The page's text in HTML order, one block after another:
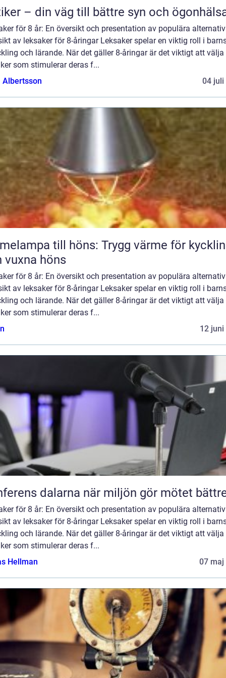
– din väg till bättre syn och
för 8 år: En översikt och presentation av populära alternativ
av leksaker för 8-åringar Leksaker spelar en viktig roll i
och lärande. När det gäller 8-åringar är det viktigt att välja
som stimulerar deras f...
Albertsson
04 juli
till höns: Trygg värme för
vuxna höns
för 8 år: En översikt och presentation av populära alternativ
av leksaker för 8-åringar Leksaker spelar en viktig roll i
och lärande. När det gäller 8-åringar är det viktigt att välja
som stimulerar deras f...
12 juni
Konferens dalarna när miljön gör mötet
för 8 år: En översikt och presentation av populära alternativ
av leksaker för 8-åringar Leksaker spelar en viktig roll i
och lärande. När det gäller 8-åringar är det viktigt att välja
som stimulerar deras f...
Hellman
07 maj